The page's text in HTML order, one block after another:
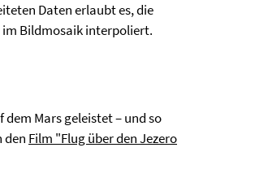
Daten erlaubt es, die
im Bildmosaik interpoliert.
Mars geleistet – und so
den Film "Flug über den Jezero